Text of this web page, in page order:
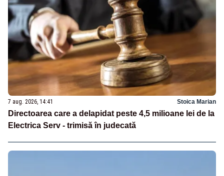
7 aug. 2026, 14:41 Stoica Marian
Directoarea care a delapidat peste 4,5 milioane lei de la
Electrica Serv - trimisă în judecată